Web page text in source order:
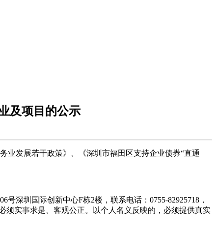
及项目的公示
业发展若干政策》、《深圳市福田区支持企业债券“直通
深圳国际创新中心F栋2楼，联系电话：0755-82925718，
须实事求是、客观公正。以个人名义反映的，必须提供真实